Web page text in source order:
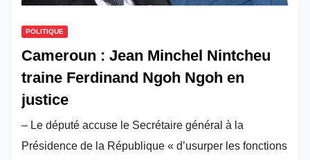
POLITIQUE
Cameroun : Jean Minchel Nintcheu
traine Ferdinand Ngoh Ngoh en
justice
– Le député accuse le Secrétaire général à la
Présidence de la République « d’usurper les fonctions